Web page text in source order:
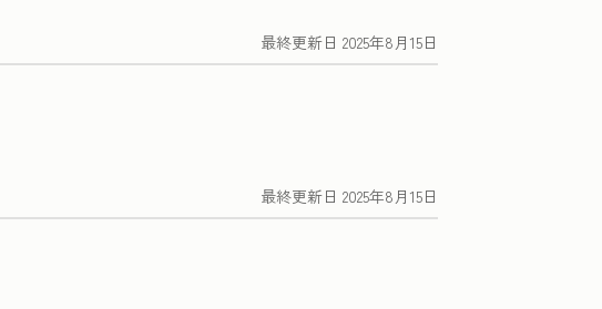
最終更新日 2025年8月15日
最終更新日 2025年8月15日